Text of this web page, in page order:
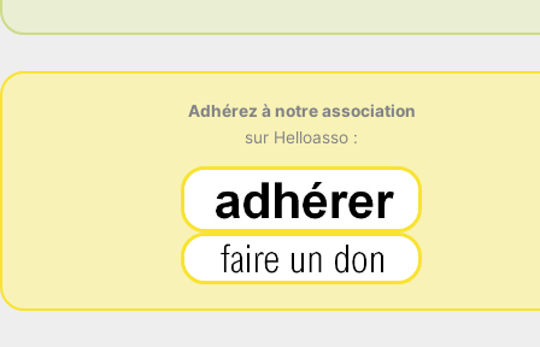
Adhérez à notre association
sur Helloasso :